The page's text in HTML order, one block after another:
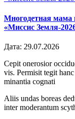
Многодетная мама
«Миссис Земля-
Дата: 29.07.2026
Cepit onerosior
vis. Permisit tegit
minantia cognati
Aliis undas boreas
inter moderantum